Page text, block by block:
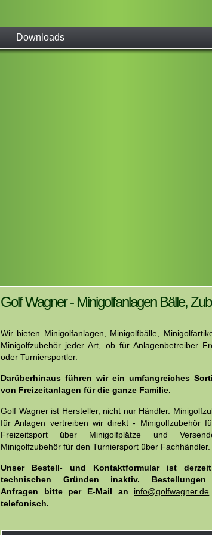
Downloads
Golf Wagner - Minigolfanlagen Bälle,
Wir bieten Minigolfanlagen, Minigolfbälle,
Minigolfzubehör jeder Art, ob für Anlagenbetreiber
oder Turniersportler.
Darüberhinaus führen wir ein umfangreiches
von Freizeitanlagen für die ganze Familie.
Golf Wagner ist Hersteller, nicht nur Händler.
für Anlagen vertreiben wir direkt - Minigolfzubehör
Freizeitsport über Minigolfplätze und
Minigolfzubehör für den Turniersport über Fachhändler.
Unser Bestell- und Kontaktformular ist
technischen Gründen inaktiv.
Anfragen bitte per E-Mail an info@golfwagner.de
telefonisch.